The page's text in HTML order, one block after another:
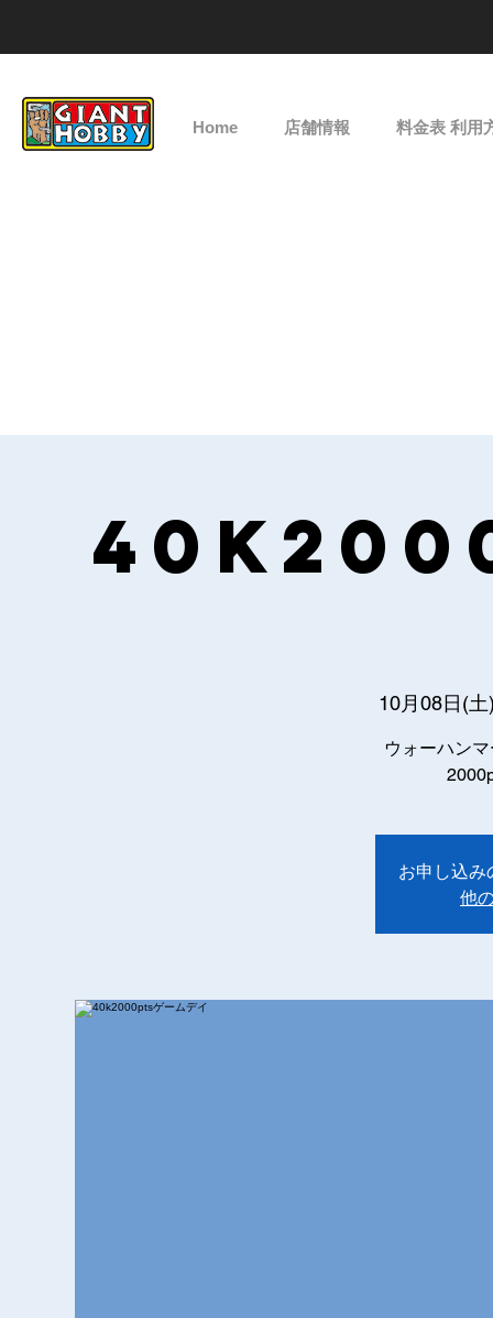
Home 店舗情報 料金表 利用
10月08日(土
ウォーハン
お申し込
他